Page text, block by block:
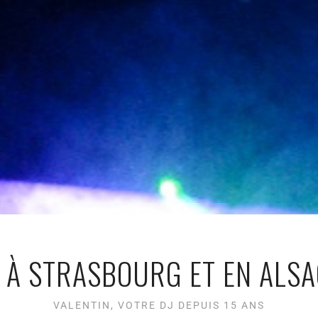
STRASBOURG ET EN
VALENTIN, VOTRE DJ DEPUIS 15 ANS